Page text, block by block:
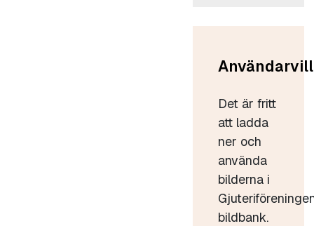
Det är fritt
att ladda
ner och
använda
bilderna i
bildbank.